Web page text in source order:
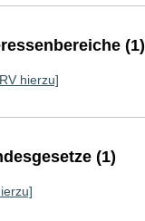
(1)
hierzu]
(1)